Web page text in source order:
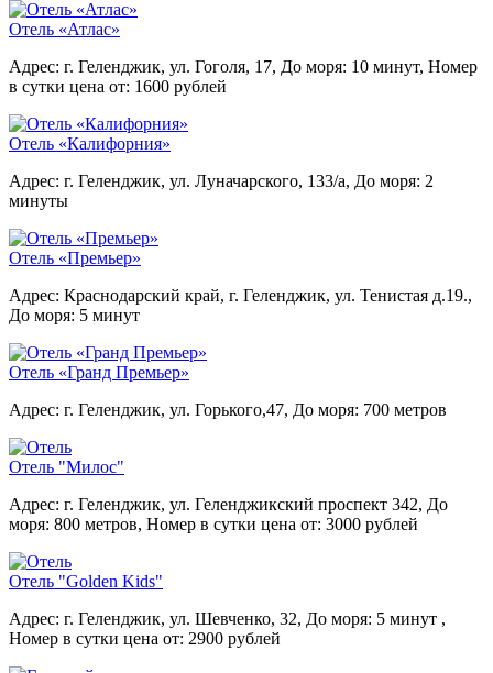
Отель «Атлас»
Адрес: г. Геленджик, ул. Гоголя, 17, До моря: 10 минут, Номер
в сутки цена от: 1600 рублей
Отель «Калифорния»
Адрес: г. Геленджик, ул. Луначарского, 133/а, До моря: 2
минуты
Отель «Премьер»
Адрес: Краснодарский край, г. Геленджик, ул. Тенистая д.19.,
До моря: 5 минут
Отель «Гранд Премьер»
Адрес: г. Геленджик, ул. Горького,47, До моря: 700 метров
Отель "Милос"
Адрес: г. Геленджик, ул. Геленджикский проспект 342, До
моря: 800 метров, Номер в сутки цена от: 3000 рублей
Отель "Golden Kids"
Адрес: г. Геленджик, ул. Шевченко, 32, До моря: 5 минут ,
Номер в сутки цена от: 2900 рублей